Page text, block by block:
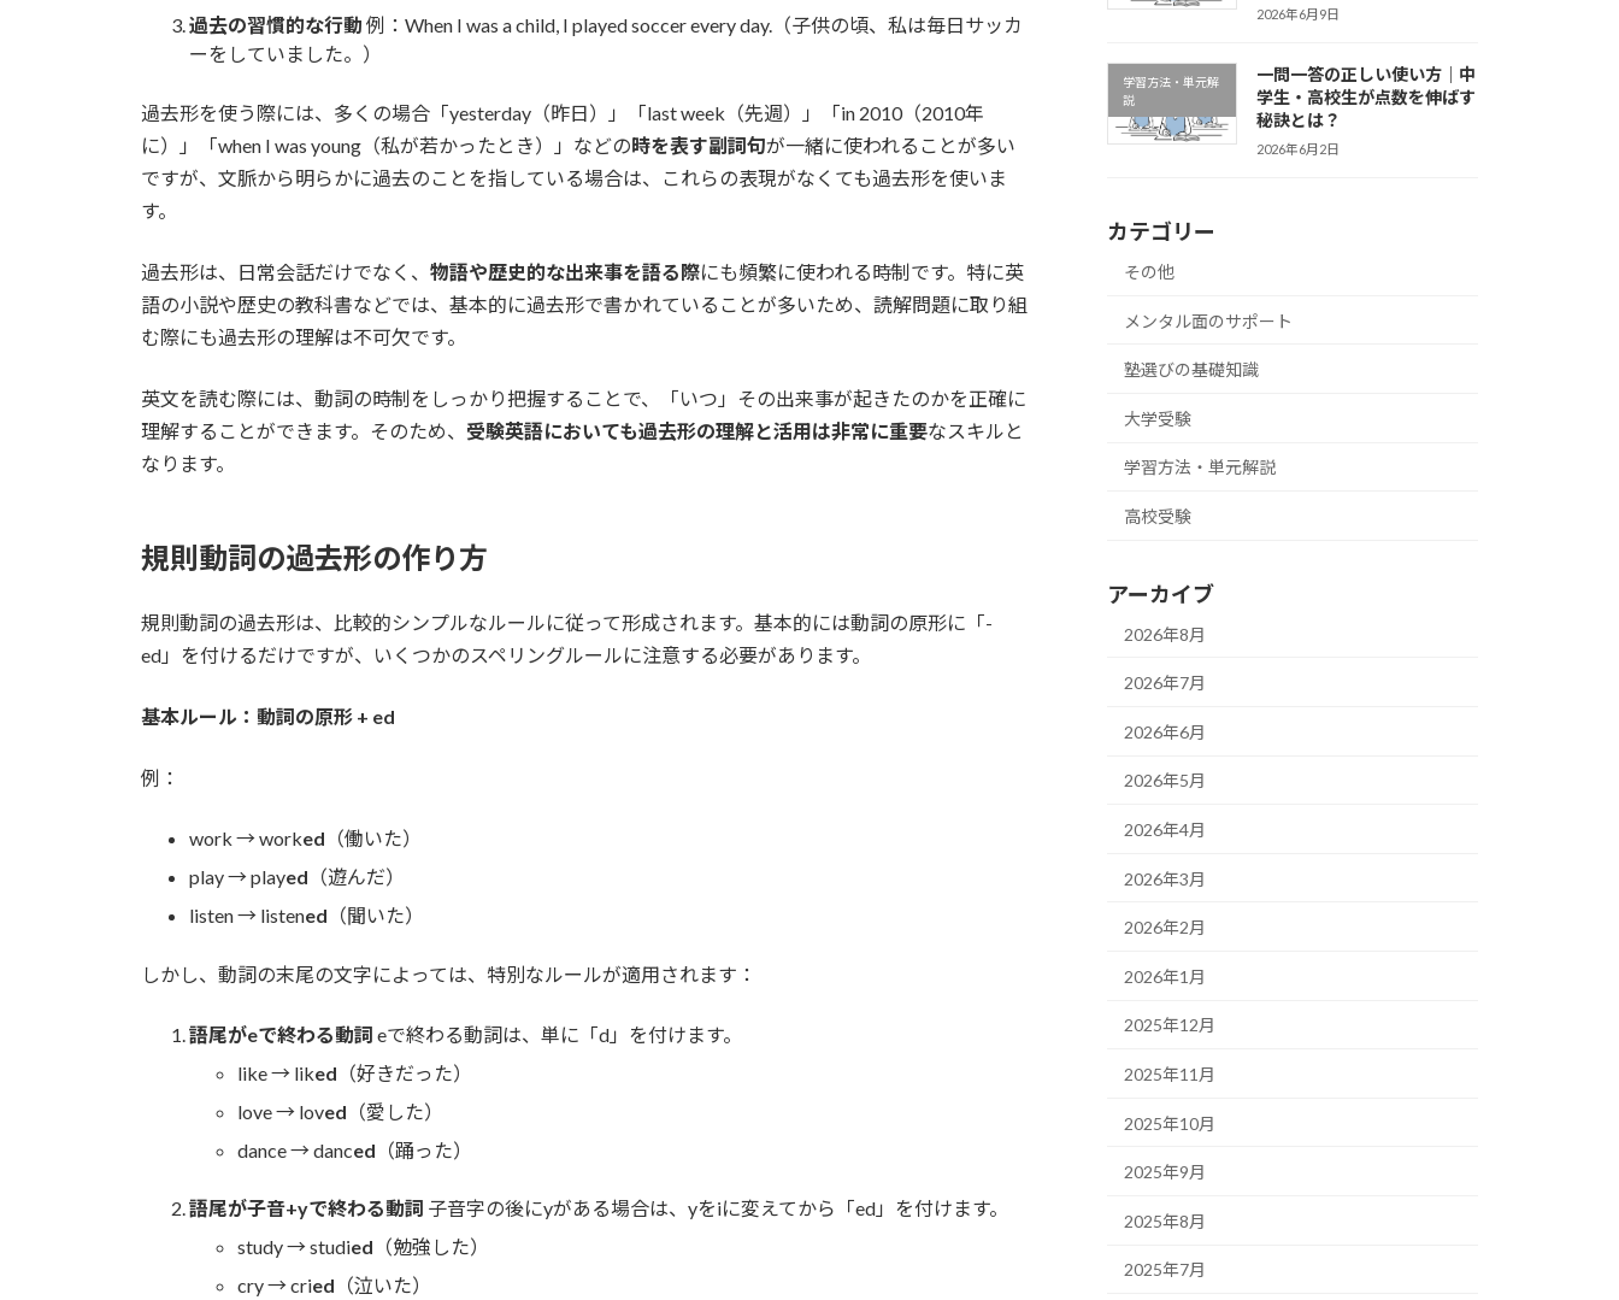
過去の習慣的な行動 例：When I was a child, I played soccer every day.（子供の頃、私は毎日サッカ
ーをしていました。）
過去形を使う際には、多くの場合「yesterday（昨日）」「last week（先週）」「in 2010（2010年
に）」「when I was young（私が若かったとき）」などの時を表す副詞句が一緒に使われることが多い
ですが、文脈から明らかに過去のことを指している場合は、これらの表現がなくても過去形を使いま
す。
過去形は、日常会話だけでなく、 物語や歴史的な出来事を語る際にも頻繁に使われる時制です。特に英
語の小説や歴史の教科書などでは、基本的に過去形で書かれていることが多いため、読解問題に取り組
む際にも過去形の理解は不可欠です。
英文を読む際には、動詞の時制をしっかり把握することで、「いつ」その出来事が起きたのかを正確に
理解することができます。そのため、 受験英語においても過去形の理解と活用は非常に重要なスキルと
なります。
規則動詞の過去形の作り方
規則動詞の過去形は、比較的シンプルなルールに従って形成されます。基本的には動詞の原形に「-
ed」を付けるだけですが、いくつかのスペリングルールに注意する必要があります。
基本ルール：動詞の原形 + ed
例：
work → worked （働いた）
play → played （遊んだ）
listen → listened （聞いた）
しかし、動詞の末尾の文字によっては、特別なルールが適用されます：
語尾がeで終わる動詞 eで終わる動詞は、単に「d」を付けます。
like → liked （好きだった）
love → loved （愛した）
dance → danced （踊った）
語尾が子音+yで終わる動詞 子音字の後にyがある場合は、yをiに変えてから「ed」を付けます。
study → studied （勉強した）
cry → cried （泣いた）
2026年6月9日
学習方法・単元解
説
一問一答の正しい使い方｜中
学生・高校生が点数を伸ばす
秘訣とは？
2026年6月2日
カテゴリー
その他
メンタル面のサポート
塾選びの基礎知識
大学受験
学習方法・単元解説
高校受験
アーカイブ
2026年8月
2026年7月
2026年6月
2026年5月
2026年4月
2026年3月
2026年2月
2026年1月
2025年12月
2025年11月
2025年10月
2025年9月
2025年8月
2025年7月